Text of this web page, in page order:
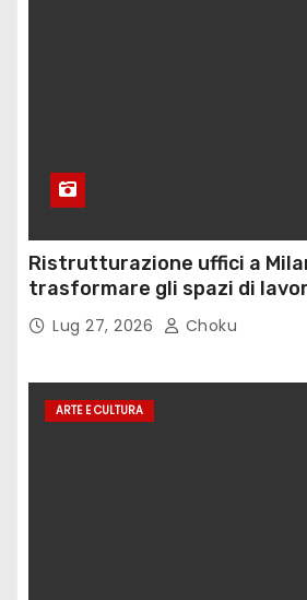
Ristrutturazione uffici a
trasformare gli spazi di
Lug 27, 2026 Choku
ARTE E CULTURA